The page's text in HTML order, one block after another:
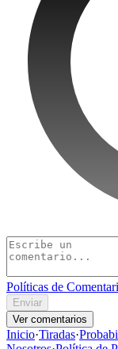
Políticas de
Enviar
Ver comentarios
Inicio·Tiradas·